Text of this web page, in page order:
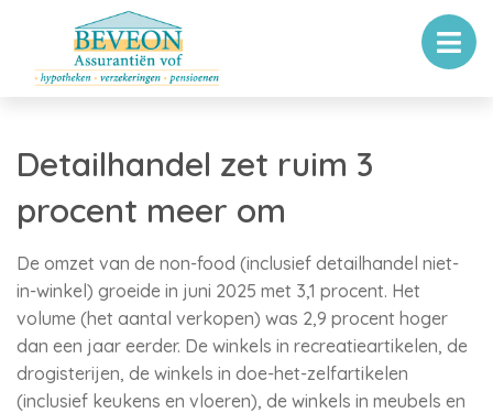
Detailhandel zet ruim 3
procent meer om
De omzet van de non-food (inclusief detailhandel niet-
in-winkel) groeide in juni 2025 met 3,1 procent. Het
volume (het aantal verkopen) was 2,9 procent hoger
dan een jaar eerder. De winkels in recreatieartikelen, de
drogisterijen, de winkels in doe-het-zelfartikelen
(inclusief keukens en vloeren), de winkels in meubels en